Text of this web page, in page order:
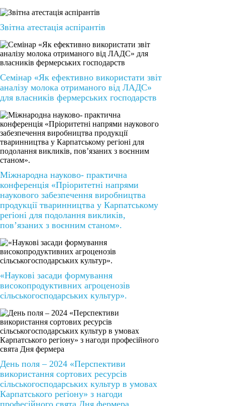
Звітна атестація аспірантів
Семінар «Як ефективно використати звіт
аналізу молока отриманого від ЛАДС»
для власників фермерських господарств
Міжнародна науково- практична
конференція «Пріоритетні напрями
наукового забезпечення виробництва
продукції тваринництва у Карпатському
регіоні для подолання викликів,
пов’язаних з воєнним станом».
«Наукові засади формування
високопродуктивних агроценозів
сільськогосподарських культур».
День поля – 2024 «Перспективи
використання сортових ресурсів
сільськогосподарських культур в умовах
Карпатського регіону» з нагоди